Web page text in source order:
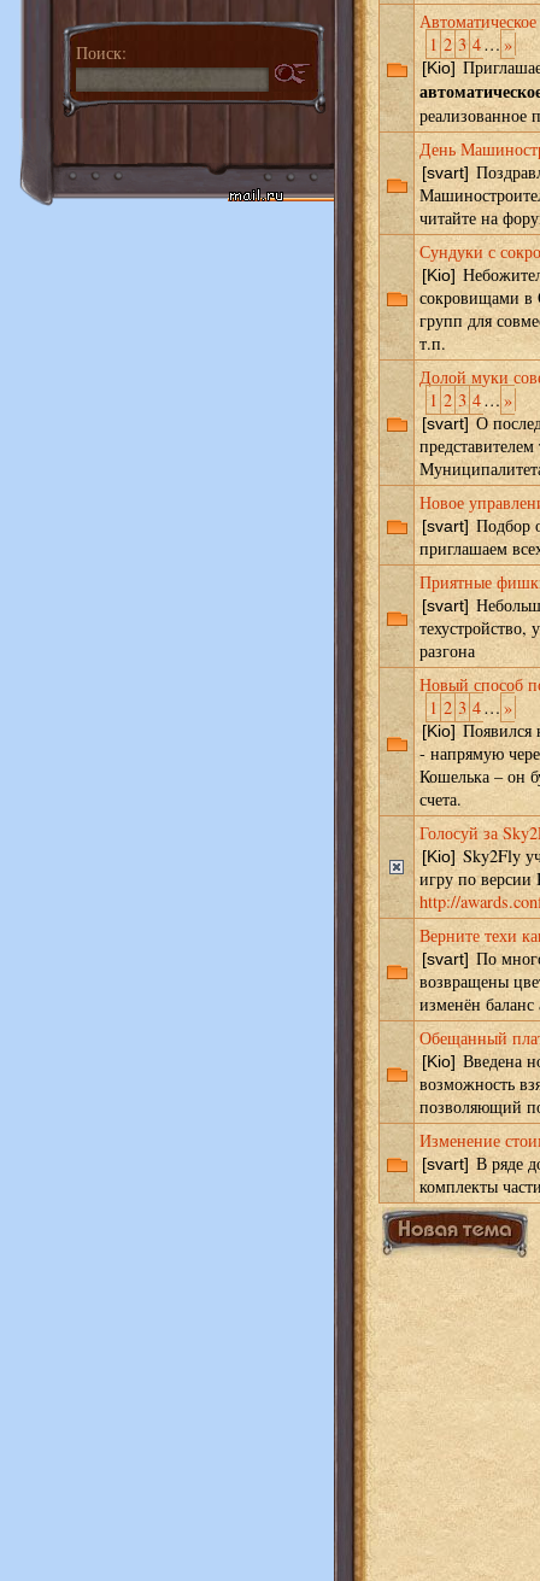
Поиск:
1 2 3 4… »
[Kio]
реализованное
День
[svart]
читайте на
Сундуки с
[Kio]
сокровищами в
групп для
т.п.
Долой муки
1 2 3 4… »
[svart]О
Новое
[svart] Подбор
приглашаем
Приятные
[svart]
техустройство,
разгона
Новый способ
1 2 3 4… »
[Kio]Появился
- напрямую
Кошелька – он
счета.
Голосуй за
[Kio] Sky2Fly
игру по версии
http://
Верните техи
[svart] По
возвращены
изменён баланс
Обещанный
[Kio] Введена
возможность
позволяющий
Изменение
[svart] В ряде
комплекты